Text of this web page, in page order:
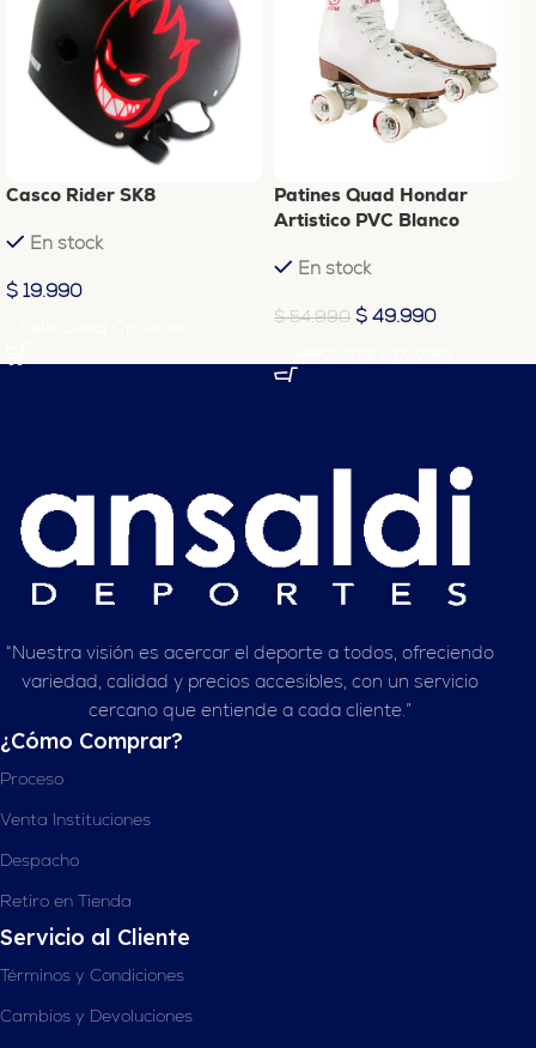
Casco Rider SK8
En stock
$ 19.990
Patines Quad Hondar
Artistico PVC Blanco
En stock
$54.990 $ 49.990
“Nuestra visión es acercar el deporte a todos, ofreciendo
variedad, calidad y precios accesibles, con un servicio
cercano que entiende a cada cliente.”
¿Cómo Comprar?
Proceso
Venta Instituciones
Despacho
Retiro en Tienda
Servicio al Cliente
Términos y Condiciones
Cambios y Devoluciones